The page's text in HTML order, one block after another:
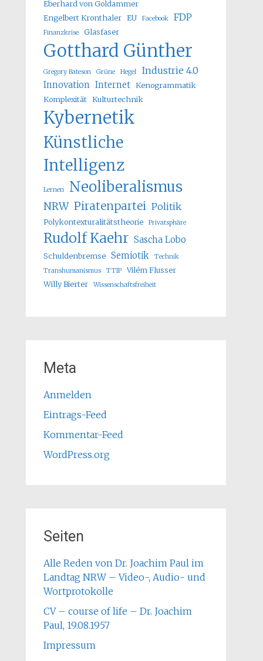
Eberhard von Goldammer
Engelbert Kronthaler EU Facebook FDP
Finanzkrise Glasfaser
Gotthard Günther
Gregory Bateson Grüne Hegel Industrie 4.0
Innovation Internet Kenogrammatik
Komplexität Kulturtechnik
Kybernetik
Künstliche
Intelligenz
Lernen Neoliberalismus
NRW Piratenpartei Politik
Polykontexturalitätstheorie Privatsphäre
Rudolf Kaehr Sascha Lobo
Schuldenbremse Semiotik
Technik
Transhumanismus
TTIP
Vilém Flusser
Willy Bierter
Wissenschaftsfreiheit
Meta
Anmelden
Eintrags-Feed
Kommentar-Feed
WordPress.org
Seiten
Alle Reden von Dr. Joachim Paul im
Landtag NRW – Video-, Audio- und
Wortprotokolle
CV – course of life – Dr. Joachim
Paul, 19.08.1957
Impressum